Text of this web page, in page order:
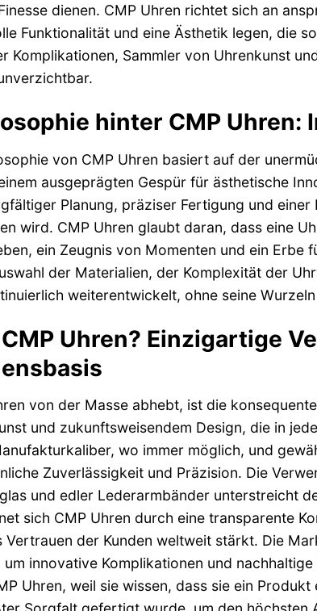
dienen. CMP Uhren richtet sich an
Funktionalität und eine Ästhetik legen, die
Komplikationen, Sammler von Uhrenkunst
hinter CMP
von CMP Uhren basiert auf der
ausgeprägten Gespür für ästhetische
Planung, präziser Fertigung und
wird. CMP Uhren glaubt daran, dass eine
ein Zeugnis von Momenten und ein Erbe
der Materialien, der Komplexität der
weiterentwickelt, ohne seine
Uhren? Einzigartige
von der Masse abhebt, ist die
und zukunftsweisendem Design, die in
wo immer möglich, und
Zuverlässigkeit und Präzision. Die
und edler Lederarmbänder unterstreicht
sich CMP Uhren durch eine transparente
Vertrauen der Kunden weltweit stärkt. Die
um innovative Komplikationen und
Uhren, weil sie wissen, dass sie ein